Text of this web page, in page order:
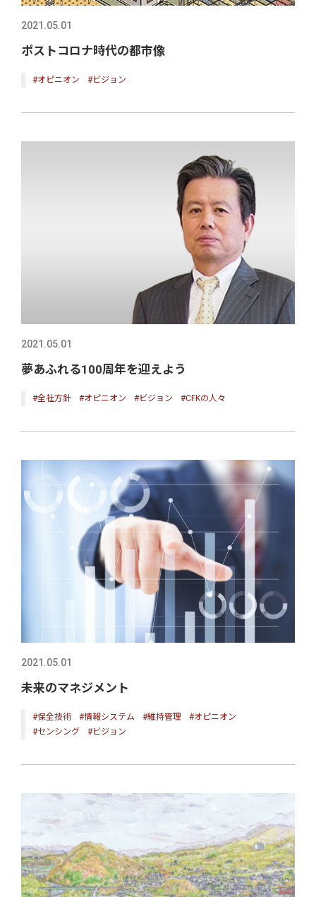
2021.05.01
ポストコロナ時代の都市像
#オピニオン #ビジョン
2021.05.01
夢あふれる100周年を迎えよう
#全社方針 #オピニオン #ビジョン #CFKの人々
2021.05.01
未来のマネジメント
#保全技術 #情報システム #維持管理
#オピニオン
#センシング
#ビジョン